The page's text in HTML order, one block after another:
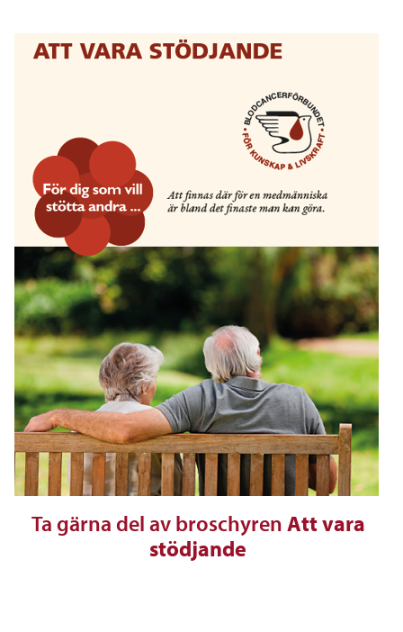
Ta gärna del av broschyren Att vara
stödjande